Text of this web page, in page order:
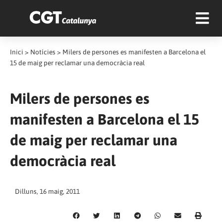
Inici > Notícies > Milers de persones es manifesten a Barcelona el
15 de maig per reclamar una democràcia real
Milers de persones es
manifesten a Barcelona el 15
de maig per reclamar una
democràcia real
Dilluns, 16 maig, 2011